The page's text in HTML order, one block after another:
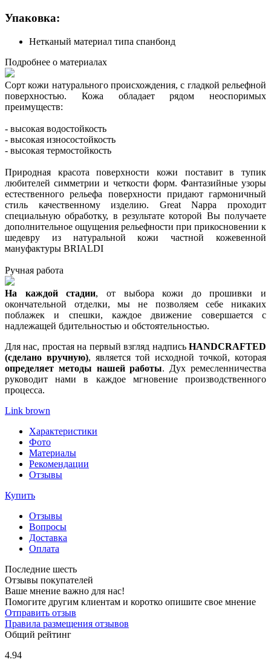
Упаковка:
Нетканый материал типа спанбонд
Подробнее о материалах
Сорт кожи натурального происхождения, с гладкой рельефной
поверхностью. Кожа обладает рядом неоспоримых
преимуществ:
- высокая водостойкость
- высокая износостойкость
- высокая термостойкость
Природная красота поверхности кожи поставит в тупик
любителей симметрии и четкости форм. Фантазийные узоры
естественного рельефа поверхности придают гармоничный
стиль качественному изделию. Great Nappa проходит
специальную обработку, в результате которой Вы получаете
дополнительное ощущения рельефности при прикосновении к
шедевру из натуральной кожи частной кожевенной
мануфактуры BRIALDI
Ручная работа
На каждой стадии, от выбора кожи до прошивки и
окончательной отделки, мы не позволяем себе никаких
поблажек и спешки, каждое движение совершается с
надлежащей бдительностью и обстоятельностью.
Для нас, простая на первый взгляд надпись HANDCRAFTED
(сделано вручную), является той исходной точкой, которая
определяет методы нашей работы. Дух ремесленничества
руководит нами в каждое мгновение производственного
процесса.
Link brown
Характеристики
Фото
Материалы
Рекомендации
Отзывы
Купить
Отзывы
Вопросы
Доставка
Оплата
Последние шесть
Отзывы покупателей
Ваше мнение важно для нас!
Помогите другим клиентам и коротко опишите свое мнение
Отправить отзыв
Правила размещения отзывов
Общий рейтинг
4.94